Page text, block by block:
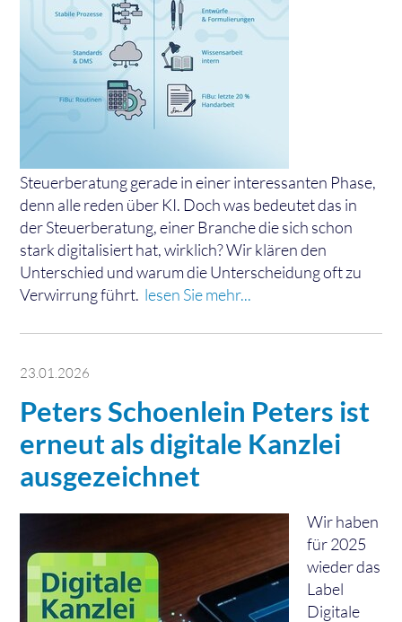
Steuerberatung gerade in einer interessanten Phase,
denn alle reden über KI. Doch was bedeutet das in
der Steuerberatung, einer Branche die sich schon
stark digitalisiert hat, wirklich? Wir klären den
Unterschied und warum die Unterscheidung oft zu
Verwirrung führt. lesen Sie mehr...
23.01.2026
Peters Schoenlein Peters ist
erneut als digitale Kanzlei
ausgezeichnet
Wir haben
für 2025
wieder das
Label
Digitale